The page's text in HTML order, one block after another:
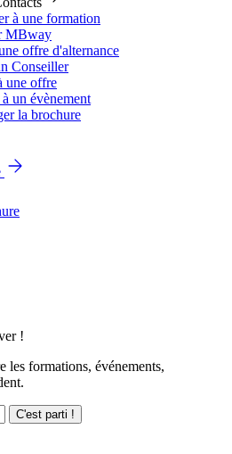
à une formation
MBway
offre d'alternance
Conseiller
une offre
un évènement
la brochure
!
les formations, événements,
C'est parti !